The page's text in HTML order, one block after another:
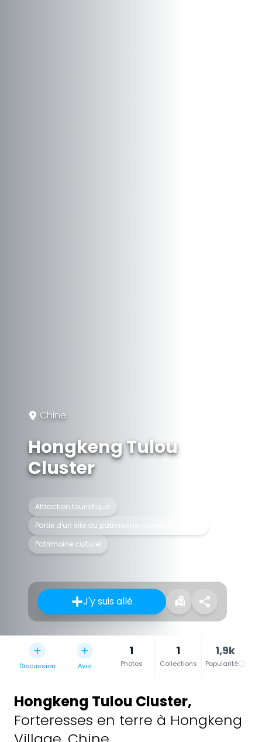
Chine
Hongkeng Tulou
Cluster
Attraction touristique
Partie d'un site du patrimoine mondial UNESCO
Patrimoine culturel
J'y suis allé
Discussion Avis
1
Photos
1
Collections
1,9k
Popularité
Hongkeng Tulou Cluster,
Forteresses en terre à Hongkeng